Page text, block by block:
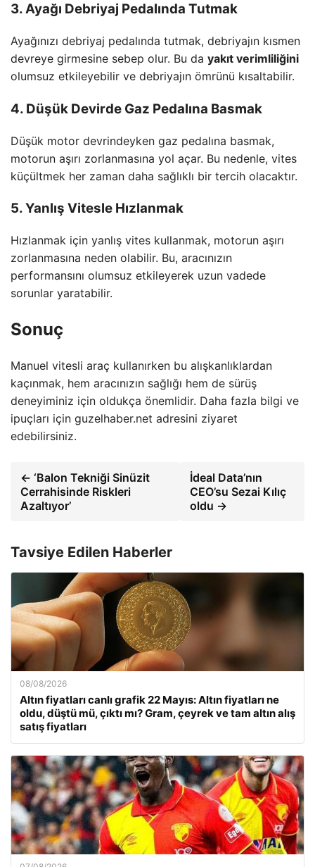
3. Ayağı Debriyaj Pedalında Tutmak
Ayağınızı debriyaj pedalında tutmak, debriyajın kısmen
devreye girmesine sebep olur. Bu da yakıt verimliliğini
olumsuz etkileyebilir ve debriyajın ömrünü kısaltabilir.
4. Düşük Devirde Gaz Pedalına Basmak
Düşük motor devrindeyken gaz pedalına basmak,
motorun aşırı zorlanmasına yol açar. Bu nedenle, vites
küçültmek her zaman daha sağlıklı bir tercih olacaktır.
5. Yanlış Vitesle Hızlanmak
Hızlanmak için yanlış vites kullanmak, motorun aşırı
zorlanmasına neden olabilir. Bu, aracınızın
performansını olumsuz etkileyerek uzun vadede
sorunlar yaratabilir.
Sonuç
Manuel vitesli araç kullanırken bu alışkanlıklardan
kaçınmak, hem aracınızın sağlığı hem de sürüş
deneyiminiz için oldukça önemlidir. Daha fazla bilgi ve
ipuçları için guzelhaber.net adresini ziyaret
edebilirsiniz.
← ‘Balon Tekniği Sinüzit
Cerrahisinde Riskleri
Azaltıyor’
İdeal Data’nın
CEO’su Sezai Kılıç
oldu →
Tavsiye Edilen Haberler
08/08/2026
Altın fiyatları canlı grafik 22 Mayıs: Altın fiyatları ne
oldu, düştü mü, çıktı mı? Gram, çeyrek ve tam altın alış
satış fiyatları